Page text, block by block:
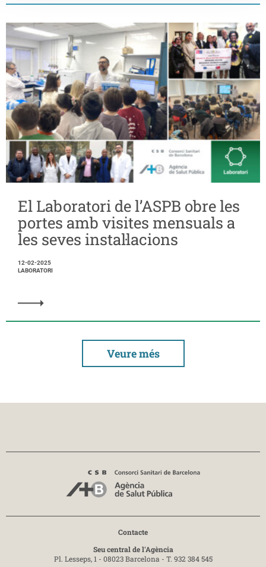
El Laboratori de l’ASPB obre les
portes amb visites mensuals a
les seves instal·lacions
12-02-2025
LABORATORI
Veure més
Contacte
Seu central de l'Agència
Pl. Lesseps, 1 - 08023 Barcelona - T. 932 384 545